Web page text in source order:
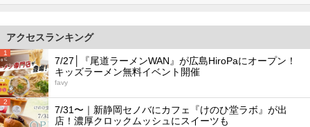
アクセスランキング
1
7/27│『尾道ラーメンWAN』が広島HiroPaにオープン！
キッズラーメン無料イベント開催
favy
2
7/31〜｜新静岡セノバにカフェ『けのひ堂ラボ』が出
店！濃厚クロックムッシュにスイーツも